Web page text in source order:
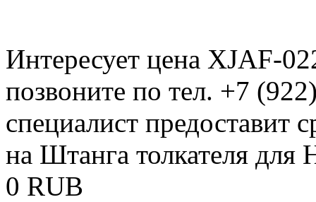
Интересует цена XJAF-
позвоните по тел. +7
специалист предоставит
на Штанга толкателя для
0 RUB